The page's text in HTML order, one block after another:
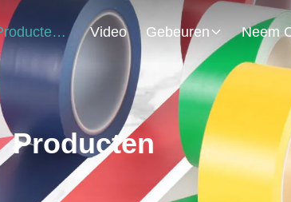
Producten Video Gebeuren
Producten